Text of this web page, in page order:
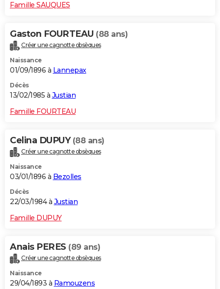
Famille SAUQUES
Gaston FOURTEAU (88 ans)
Créer une cagnotte obsèques
Naissance
01/09/1896 à Lannepax
Décès
13/02/1985 à Justian
Famille FOURTEAU
Celina DUPUY (88 ans)
Créer une cagnotte obsèques
Naissance
03/01/1896 à Bezolles
Décès
22/03/1984 à Justian
Famille DUPUY
Anais PERES (89 ans)
Créer une cagnotte obsèques
Naissance
29/04/1893 à Ramouzens